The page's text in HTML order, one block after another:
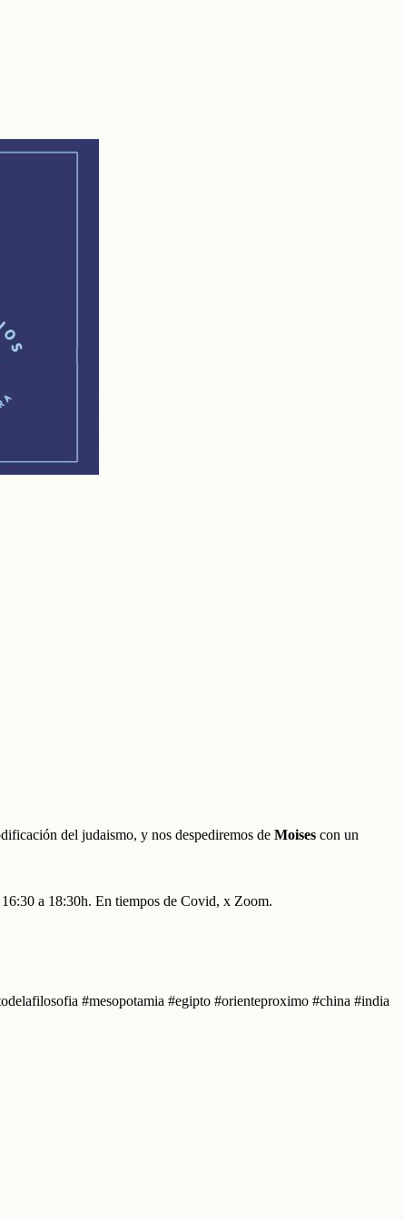
del judaismo, y nos despediremos de Moises con un
16:30 a 18:30h. En tiempos de Covid, x Zoom.
#mesopotamia #egipto #orienteproximo #china #india